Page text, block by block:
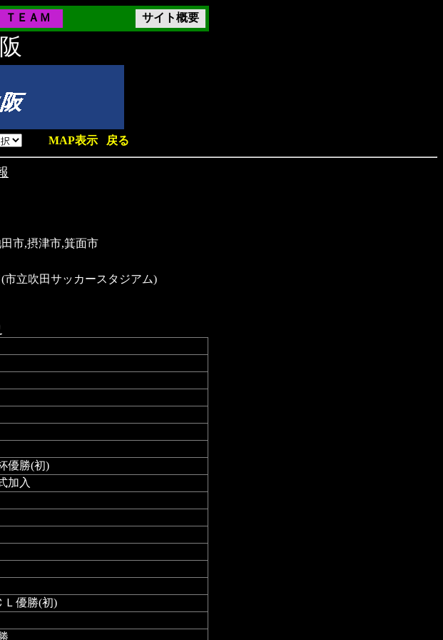
ＴＥＡＭ サイト概要
MAP表示 戻る
市,摂津市,箕面市
立吹田サッカースタジアム)
優勝(初)
加入
Ｌ優勝(初)